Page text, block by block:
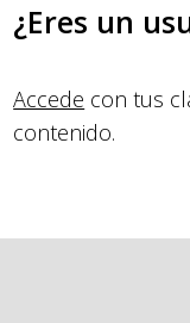
¿Eres un
Accede con tus
contenido.